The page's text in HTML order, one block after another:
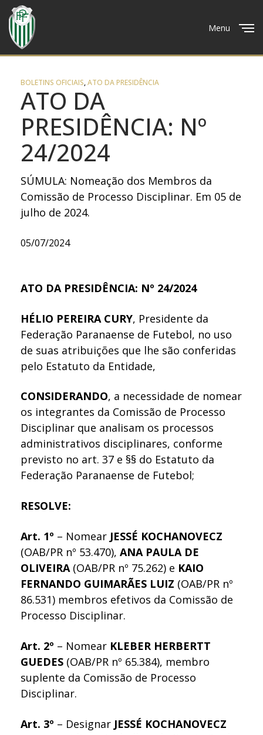
Menu
BOLETINS OFICIAIS,ATO DA PRESIDÊNCIA
ATO DA
PRESIDÊNCIA: Nº
24/2024
SÚMULA: Nomeação dos Membros da
Comissão de Processo Disciplinar. Em 05 de
julho de 2024.
05/07/2024
ATO DA PRESIDÊNCIA: Nº 24/2024
HÉLIO PEREIRA CURY, Presidente da
Federação Paranaense de Futebol, no uso
de suas atribuições que lhe são conferidas
pelo Estatuto da Entidade,
CONSIDERANDO, a necessidade de nomear
os integrantes da Comissão de Processo
Disciplinar que analisam os processos
administrativos disciplinares, conforme
previsto no art. 37 e §§ do Estatuto da
Federação Paranaense de Futebol;
RESOLVE:
Art. 1º – Nomear JESSÉ KOCHANOVECZ
(OAB/PR nº 53.470),ANA PAULA DE
OLIVEIRA(OAB/PR nº 75.262) e KAIO
FERNANDO GUIMARÃES LUIZ (OAB/PR nº
86.531) membros efetivos da Comissão de
Processo Disciplinar.
Art. 2º – Nomear KLEBER HERBERTT
GUEDES (OAB/PR nº 65.384), membro
suplente da Comissão de Processo
Disciplinar.
Art. 3º – Designar JESSÉ KOCHANOVECZ